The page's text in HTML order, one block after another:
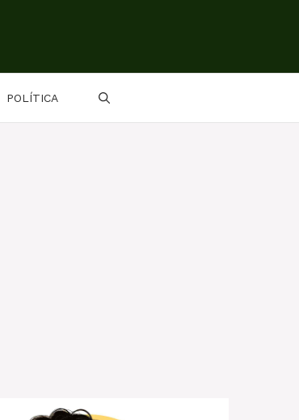
POLÍTICA